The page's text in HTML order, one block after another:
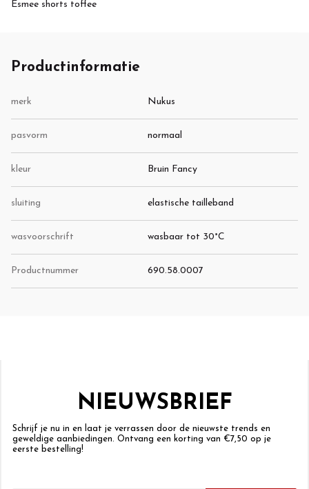
Esmee shorts toffee
Productinformatie
merk Nukus
pasvorm normaal
kleur Bruin Fancy
sluiting elastische tailleband
wasvoorschrift wasbaar tot 30°C
Productnummer 690.58.0007
NIEUWSBRIEF
Schrijf je nu in en laat je verrassen door de nieuwste trends en
geweldige aanbiedingen. Ontvang een korting van €7,50 op je
eerste bestelling!